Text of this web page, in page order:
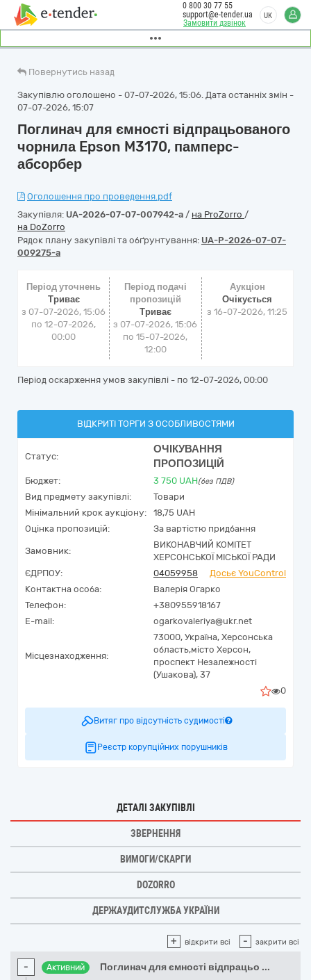
Замовити дзвінок
0 800 30 77 55
support@e-tender.ua
UK
Повернутись назад
Закупівлю оголошено - 07-07-2026, 15:06. Дата останніх змін -
07-07-2026, 15:07
Поглинач для ємності відпрацьованого
чорнила Epson M3170, памперс-
абсорбер
Оголошення про проведення.pdf
Закупівля: UA-2026-07-07-007942-a / на ProZorro /
на DoZorro
Рядок плану закупівлі та обґрунтування: UA-P-2026-07-07-
009275-a
Період уточнень
Триває
з 07-07-2026, 15:06
по 12-07-2026,
00:00
Період подачі
пропозицій
Триває
з 07-07-2026, 15:06
по 15-07-2026,
12:00
Аукціон
Очікується
з16-07-2026, 11:25
Період оскарження умов закупівлі - по 12-07-2026, 00:00
ВІДКРИТІ ТОРГИ З ОСОБЛИВОСТЯМИ
Статус:
ОЧІКУВАННЯ
ПРОПОЗИЦІЙ
Бюджет: 3 750 UAH(без ПДВ)
Вид предмету закупівлі:
Товари
Мінімальний крок аукціону:
18,75 UAH
Оцінка пропозицій:
За вартістю придбання
Замовник:
ВИКОНАВЧИЙ КОМІТЕТ
ХЕРСОНСЬКОЇ МІСЬКОЇ РАДИ
ЄДРПОУ:
04059958
Досьє YouControl
Контактна особа:
Валерія Огарко
Телефон:
+380955918167
E-mail:
ogarkovaleriya@ukr.net
Місцезнаходження:
73000, Україна, Херсонська
область,місто Херсон,
проспект Незалежності
(Ушакова), 37
0
Витяг про відсутність судимості
Реєстр корупційних порушників
ДЕТАЛІ ЗАКУПІВЛІ
ЗВЕРНЕННЯ
ВИМОГИ/СКАРГИ
DOZORRO
ДЕРЖАУДИТСЛУЖБА УКРАЇНИ
+ відкрити всі - закрити всі
- Активний Поглинач для ємності відпрацьо ...